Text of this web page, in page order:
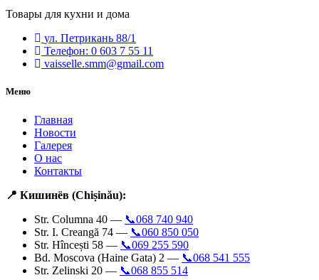
Товары для кухни и дома
ул. Петрикань 88/1
Телефон: 0 603 7 55 11
vaisselle.smm@gmail.com
Меню
Главная
Новости
Галерея
О нас
Контакты
📍 Кишинёв (Chișinău):
Str. Columna 40 — 📞068 740 940
Str. I. Creangă 74 — 📞060 850 050
Str. Hîncești 58 — 📞069 255 590
Bd. Moscova (Haine Gata) 2 — 📞068 541 555
Str. Zelinski 20 — 📞068 855 514